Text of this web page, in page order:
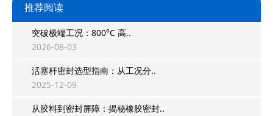
推荐阅读
突破极端工况：800°C 高..
2026-08-03
活塞杆密封选型指南：从工况分..
2025-12-09
从胶料到密封屏障：揭秘橡胶密封..